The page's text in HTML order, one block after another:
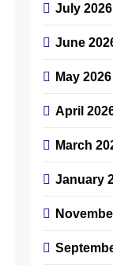
July 2026
June
May 2026
April
March
January